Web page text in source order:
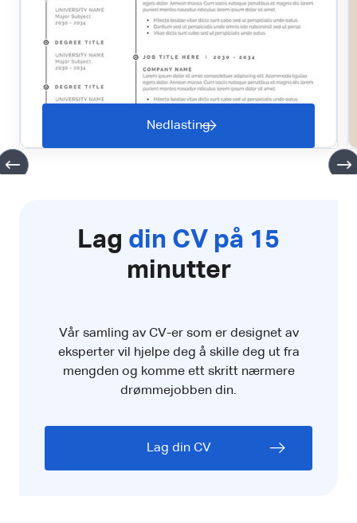
Nedlasting
Lag din CV på 15
minutter
Vår samling av CV-er som er designet av
eksperter vil hjelpe deg å skille deg ut fra
mengden og komme ett skritt nærmere
drømmejobben din.
Lag din CV